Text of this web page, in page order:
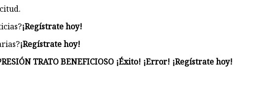
¡Regístrate hoy!
¡Regístrate hoy!
TRATO BENEFICIOSO ¡Éxito! ¡Error! ¡Regístrate hoy!